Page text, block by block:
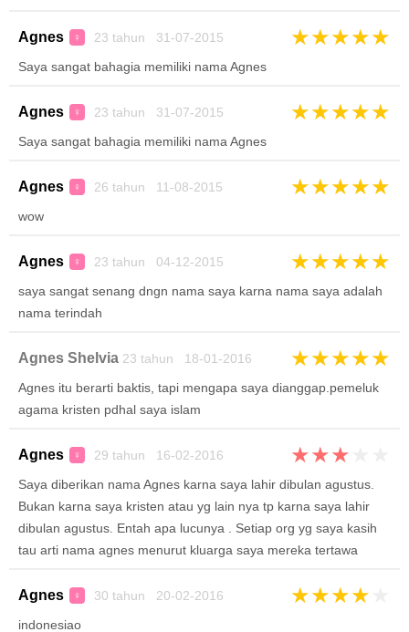
Agnes ♀ 23 tahun 31-07-2015 ★★★★★
Saya sangat bahagia memiliki nama Agnes
Agnes ♀ 23 tahun 31-07-2015 ★★★★★
Saya sangat bahagia memiliki nama Agnes
Agnes ♀ 26 tahun 11-08-2015 ★★★★★
wow
Agnes ♀ 23 tahun 04-12-2015 ★★★★★
saya sangat senang dngn nama saya karna nama saya adalah
nama terindah
Agnes Shelvia 23 tahun 18-01-2016 ★★★★★
Agnes itu berarti baktis, tapi mengapa saya dianggap.pemeluk
agama kristen pdhal saya islam
Agnes ♀ 29 tahun 16-02-2016 ★★★
Saya diberikan nama Agnes karna saya lahir dibulan agustus.
Bukan karna saya kristen atau yg lain nya tp karna saya lahir
dibulan agustus. Entah apa lucunya . Setiap org yg saya kasih
tau arti nama agnes menurut kluarga saya mereka tertawa
Agnes ♀ 30 tahun 20-02-2016 ★★★★
indonesiao